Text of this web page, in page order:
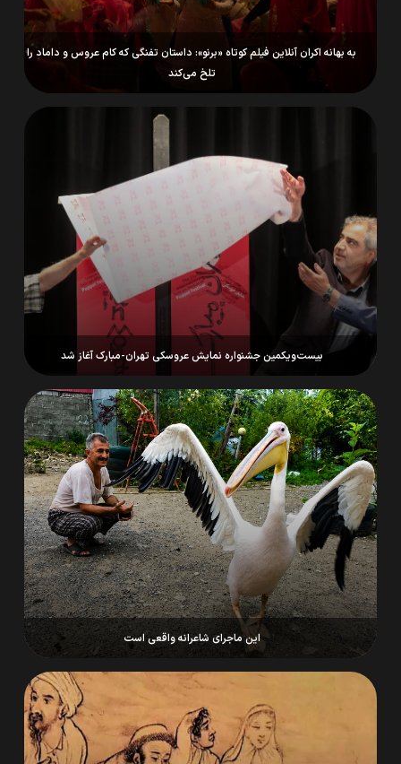
به بهانه اکران آنلاین فیلم کوتاه «برنو»: داستان تفنگی که کام عروس و داماد را
تلخ می‌کند
بیست‌ویکمین جشنواره نمایش عروسکی تهران-مبارک آغاز شد
این ماجرای شاعرانه واقعی است